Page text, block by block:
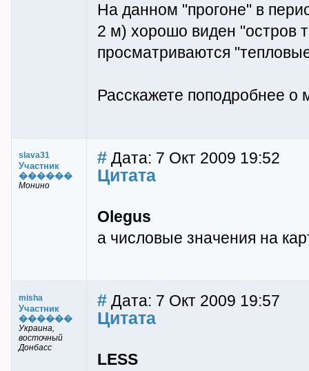
На данном "прогоне" в
2 м) хорошо виден "остров
просматриваются
Расскажете поподробнее о
slava31
Участник
������
Монино
# Дата: 7 Окт 2009 19:52
Цитата
Olegus
а числовые значения на
misha
Участник
������
Украина,
восточный
Донбасс
# Дата: 7 Окт 2009 19:57
Цитата
LESS